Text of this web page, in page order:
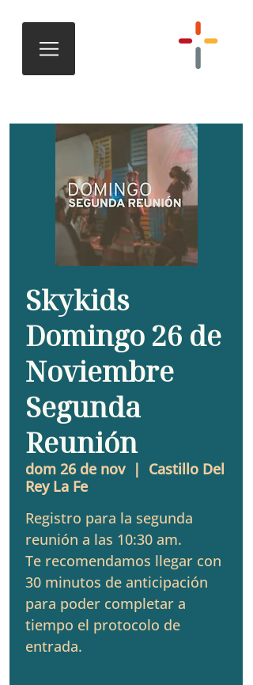
Skykids
Domingo 26 de
Noviembre
Segunda
Reunión
dom 26 de nov
  |
Castillo Del
Rey La Fe
Registro para la segunda
reunión a las 10:30 am.
Te recomendamos llegar con
30 minutos de anticipación
para poder completar a
tiempo el protocolo de
entrada.